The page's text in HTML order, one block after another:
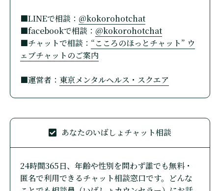
■LINEで相談： @kokorohotchat
■facebookで相談： @kokorohotchat
■チャットで相談： “こころのほっとチャット” ウ
ェブチャットのご案内
■運営者： 東京メンタルヘルス・スクエア
あなたのいばしょチャット相談
24時間365日、年齢や性別を問わず誰でも無料・
匿名で利用できるチャット相談窓口です。どんな